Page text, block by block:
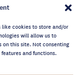
like cookies to store and/or
will allow us to
on this site. Not consenting
and functions.